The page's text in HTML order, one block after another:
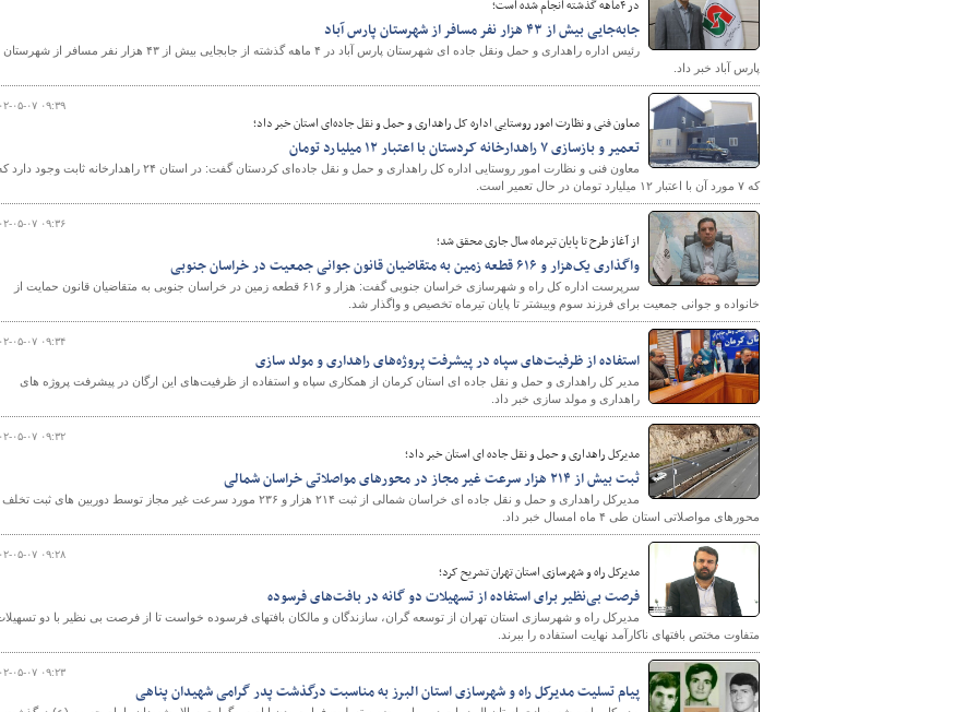
شهرسازی
در ۴ماهه گذشته انجام شده است؛
جابه‌جایی بیش از ۴۳ هزار نفر مسافر از شهرستان پارس آباد
رئیس اداره راهداری و حمل ونقل جاده ای شهرستان پارس آباد در ۴ ماهه گذشته از جابجایی بیش از ۴۳ هزار نفر مسافر از شهرستان
پارس آباد خبر داد.
۱۴۰۲-۰۵-۰۷
معاون فنی و نظارت امور روستایی اداره کل راهداری و حمل و نقل جاده‌ای استان خبر داد؛
تعمیر و بازسازی ۷ راهدارخانه کردستان با اعتبار ۱۲ میلیارد تومان
معاون فنی و نظارت امور روستایی اداره کل راهداری و حمل و نقل جاده‌ای کردستان گفت: در استان ۲۴ راهدارخانه ثابت وجود
که ۷ مورد آن با اعتبار ۱۲ میلیارد تومان در حال تعمیر است.
۱۴۰۲-۰۵-۰۷
از آغاز طرح تا پایان تیرماه سال جاری محقق شد؛
واگذاری یک‌هزار و ۶۱۶ قطعه زمین به متقاضیان قانون جوانی جمعیت در خراسان جنوبی
سرپرست اداره کل راه و شهرسازی خراسان جنوبی گفت: هزار و ۶۱۶ قطعه زمین در خراسان جنوبی به متقاضیان قانون حمایت از
خانواده و جوانی جمعیت برای فرزند سوم وبیشتر تا پایان تیرماه تخصیص و واگذار شد.
۱۴۰۲-۰۵-۰۷
استفاده از ظرفیت‌های سپاه در پیشرفت پروژه‌های راهداری و مولد سازی
مدیر کل راهداری و حمل و نقل جاده ای استان کرمان از همکاری سپاه و استفاده از ظرفیت‌های این ارگان در پیشرفت پروژه های
راهداری و مولد سازی خبر داد.
۱۴۰۲-۰۵-۰۷
مدیرکل راهداری و حمل و نقل جاده ای استان خبر داد؛
ثبت بیش از ۲۱۴ هزار سرعت غیر مجاز در محورهای مواصلاتی خراسان شمالی
مدیرکل راهداری و حمل و نقل جاده ای خراسان شمالی از ثبت ۲۱۴ هزار و ۲۳۶ مورد سرعت غیر مجاز توسط دوربین های ثبت
محورهای مواصلاتی استان طی ۴ ماه امسال خبر داد.
۱۴۰۲-۰۵-۰۷
مدیرکل راه و شهرسازی استان تهران تشریح کرد؛
فرصت بی‌نظیر برای استفاده از تسهیلات دو گانه در بافت‌های فرسوده
مدیرکل راه و شهرسازی استان تهران از توسعه گران، سازندگان و مالکان بافتهای فرسوده خواست تا از فرصت بی نظیر با دو
متفاوت مختص بافتهای ناکارآمد نهایت استفاده را ببرند.
۱۴۰۲-۰۵-۰۷
پیام تسلیت مدیرکل راه و شهرسازی استان البرز به مناسبت درگذشت پدر گرامی شهیدان پناهی